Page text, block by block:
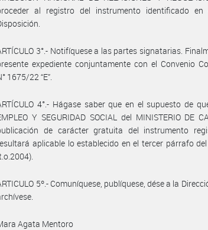
al registro del instrumento identificado
3°.- Notifíquese a las partes signatarias.
expediente conjuntamente con el Convenio
1675/22 “E”.
4°.- Hágase saber que en el supuesto de
Y SEGURIDAD SOCIAL del MINISTERIO DE
de carácter gratuita del instrumento
aplicable lo establecido en el tercer párrafo
5º.- Comuníquese, publíquese, dése a la
Agata Mentoro